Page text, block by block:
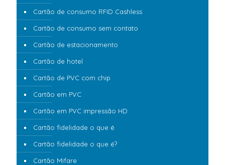
Cartão de consumo RFID Cashless
Cartão de consumo sem contato
Cartão de estacionamento
Cartão de hotel
Cartão de PVC com chip
Cartão em PVC
Cartão em PVC impressão HD
Cartão fidelidade o que é
Cartão fidelidade o que é?
Cartão Mifare